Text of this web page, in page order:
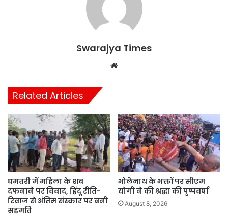
Swarajya Times
Related Articles
धमतरी में महिला के शव
दफनाने पर विवाद, हिंदू रीति-
रिवाज से अंतिम संस्कार पर बनी
सहमति
भोलेनाथ के भक्तों पर सीएम
योगी ने की श्रद्धा की पुष्पवर्षा
August 8, 2026